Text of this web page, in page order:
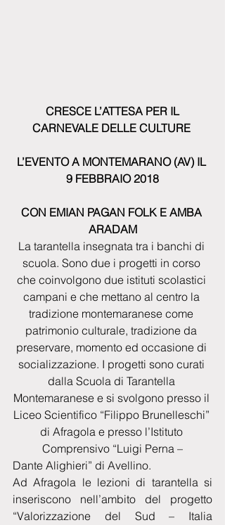
CRESCE L’ATTESA PER IL
CARNEVALE DELLE CULTURE
L’EVENTO A MONTEMARANO (AV) IL
9 FEBBRAIO 2018
CON EMIAN PAGAN FOLK E AMBA
ARADAM
La tarantella insegnata tra i banchi di
scuola. Sono due i progetti in corso
che coinvolgono due istituti scolastici
campani e che mettano al centro la
tradizione montemaranese come
patrimonio culturale, tradizione da
preservare, momento ed occasione di
socializzazione. I progetti sono curati
dalla Scuola di Tarantella
Montemaranese e si svolgono presso il
Liceo Scientifico “Filippo Brunelleschi”
di Afragola e presso l’Istituto
Comprensivo “Luigi Perna –
Dante Alighieri” di Avellino.
Ad Afragola le lezioni di tarantella si
inseriscono nell’ambito del progetto
“Valorizzazione del Sud – Italia